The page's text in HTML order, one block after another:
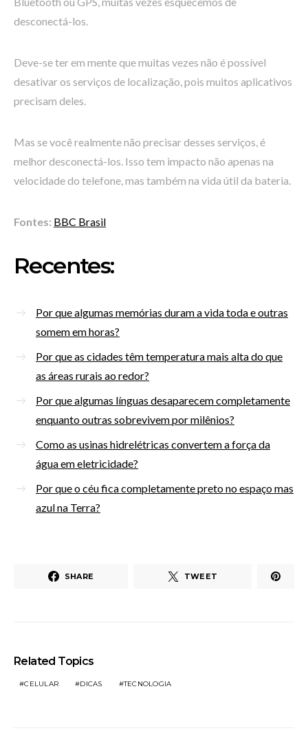
desconectá-los.
Deve-se ter em mente que muitas vezes não é possível
desativar os serviços de localização, pois muitos aplicativos
precisam deles.
Mas se você realmente não precisar desses serviços, é
melhor desconectá-los. Isso tem impacto não apenas na
velocidade do telefone, mas também na vida útil da bateria.
Fontes: BBC Brasil
Recentes:
Por que algumas memórias duram a vida toda e outras
somem em horas?
Por que as cidades têm temperatura mais alta do que
as áreas rurais ao redor?
Por que algumas línguas desaparecem completamente
enquanto outras sobrevivem por milênios?
Como as usinas hidrelétricas convertem a força da
água em eletricidade?
Por que o céu fica completamente preto no espaço mas
azul na Terra?
SHARE TWEET
Related Topics
CELULAR DICAS TECNOLOGIA